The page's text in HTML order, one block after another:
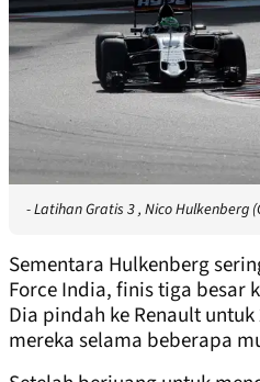
- Latihan Gratis 3 , Nico Hulkenberg
Sementara Hulkenberg
Force India, finis tiga besar
Dia pindah ke Renault
mereka selama beberapa